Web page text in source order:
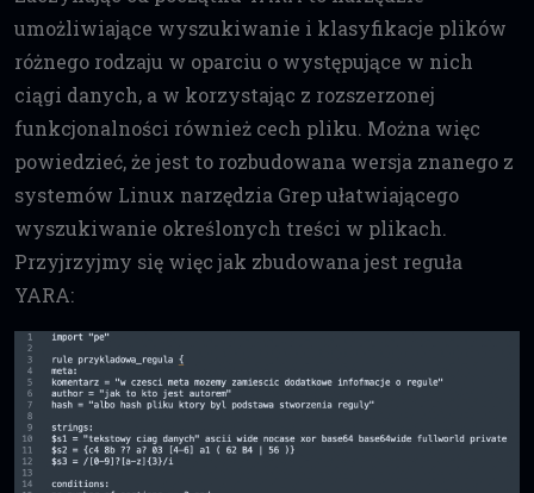
umożliwiające wyszukiwanie i klasyfikacje plików
różnego rodzaju w oparciu o występujące w nich
ciągi danych, a w korzystając z rozszerzonej
funkcjonalności również cech pliku. Można więc
powiedzieć, że jest to rozbudowana wersja znanego z
systemów Linux narzędzia Grep ułatwiającego
wyszukiwanie określonych treści w plikach.
Przyjrzyjmy się więc jak zbudowana jest reguła
YARA: